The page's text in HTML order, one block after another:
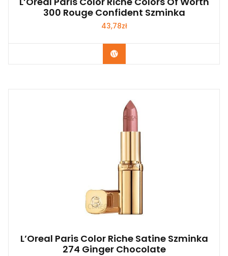
300 Rouge Confident Szminka
43,78zł
Zobacz
L’Oreal Paris Color Riche Satine Szminka
274 Ginger Chocolate